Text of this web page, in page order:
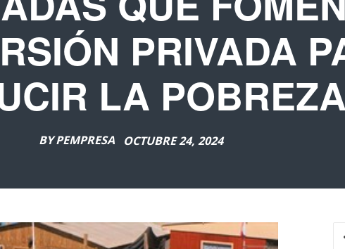
PRIVADA
LA POBREZA
BYPEMPRESA OCTUBRE 24, 2024